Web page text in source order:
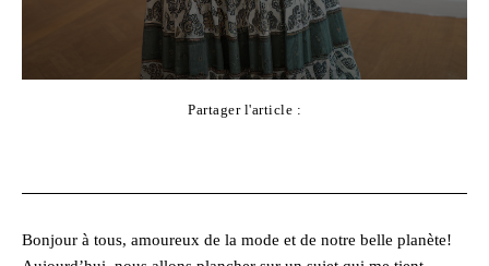
Partager l'article :
Bonjour à tous, amoureux de la mode et de notre belle planète!